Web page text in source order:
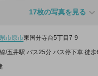
17枚の写真を見る
市原市東国分寺台5丁目7-9
/五井駅 バス25分 バス停下車 徒歩